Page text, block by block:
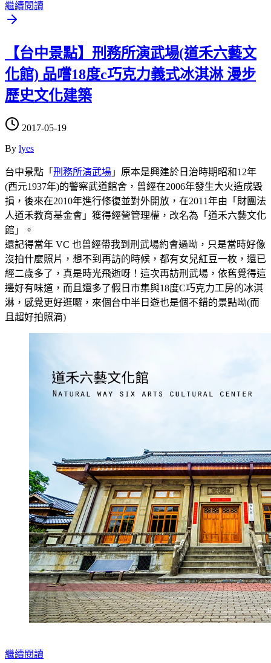
繼續閱讀
【台中景點】刑務所演武場(道禾六藝文
化館) 品嚐18度c巧克力義式冰淇淋 漫步
歷史文化建築
2017-05-19
By lyes
台中景點「 刑務所演武場 」原本是興建於日治時期昭和12年
(西元1937年)的警察武道館舍，曾經在2006年發生大火造成毀
損，後來在2010年進行修復並對外開放，在2011年由「財團法
人道禾教育基金會」獲得經營管理權，改名為「道禾六藝文化
館」。
還記得當年 VC 也曾經帶我到刑武場約會過呦，只是當時好像
沒拍什麼照片，想不到再訪的時候，都有女兒紅豆一枚，還已
經二歲多了，真是時光飛逝呀！這次再訪刑武場，依舊覺得這
邊好有味道，而且還多了假日市集與18度C巧克力工房的冰淇
淋，感覺更好逛囉，來個台中半日遊也是個不錯的景點呦(而
且超好拍照滴)
繼續閱讀